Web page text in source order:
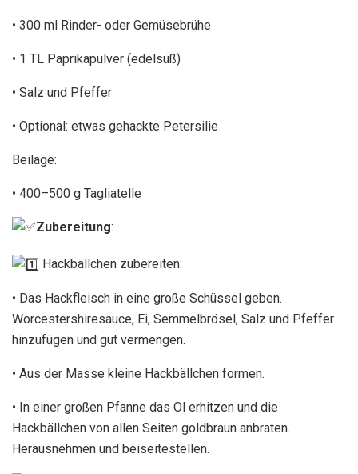
• 300 ml Rinder- oder Gemüsebrühe
• 1 TL Paprikapulver (edelsüß)
• Salz und Pfeffer
• Optional: etwas gehackte Petersilie
Beilage:
• 400–500 g Tagliatelle
Zubereitung:
Hackbällchen zubereiten:
• Das Hackfleisch in eine große Schüssel geben.
Worcestershiresauce, Ei, Semmelbrösel, Salz und Pfeffer
hinzufügen und gut vermengen.
• Aus der Masse kleine Hackbällchen formen.
• In einer großen Pfanne das Öl erhitzen und die
Hackbällchen von allen Seiten goldbraun anbraten.
Herausnehmen und beiseitestellen.